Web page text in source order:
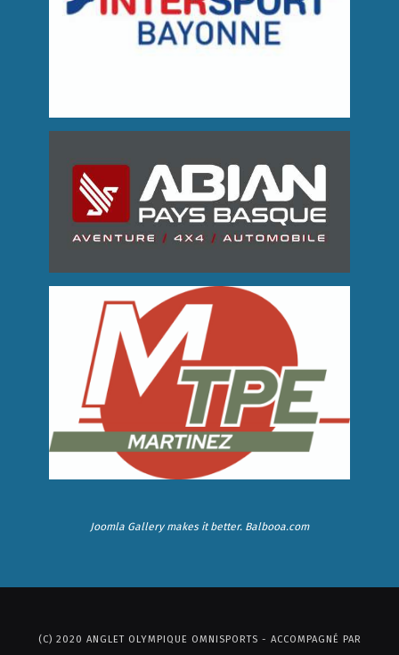
Joomla Gallerymakes it better. Balbooa.com
(C) 2020 ANGLET OLYMPIQUE OMNISPORTS - ACCOMPAGNÉ PAR